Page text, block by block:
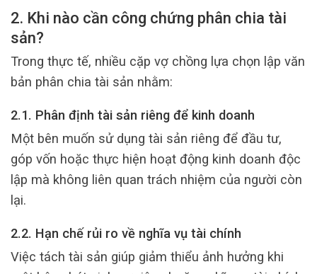
2. Khi nào cần công chứng phân chia tài
sản?
Trong thực tế, nhiều cặp vợ chồng lựa chọn lập văn
bản phân chia tài sản nhằm:
2.1. Phân định tài sản riêng để kinh doanh
Một bên muốn sử dụng tài sản riêng để đầu tư,
góp vốn hoặc thực hiện hoạt động kinh doanh độc
lập mà không liên quan trách nhiệm của người còn
lại.
2.2. Hạn chế rủi ro về nghĩa vụ tài chính
Việc tách tài sản giúp giảm thiểu ảnh hưởng khi